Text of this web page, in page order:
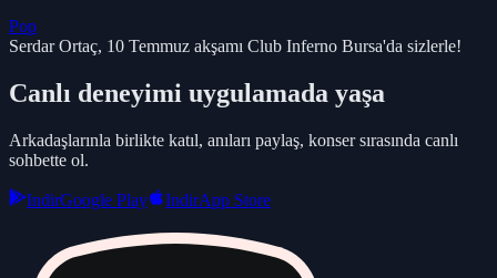
Pop
Serdar Ortaç, 10 Temmuz akşamı Club Inferno Bursa'da sizlerle!
Canlı deneyimi uygulamada yaşa
Arkadaşlarınla birlikte katıl, anıları paylaş, konser sırasında canlı
sohbette ol.
IndirGoogle Play IndirApp Store